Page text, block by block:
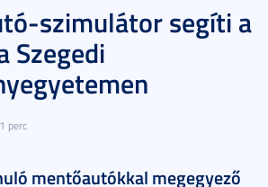
szimulátor segíti a
Szegedi
1 perc
mentőautókkal megegyező